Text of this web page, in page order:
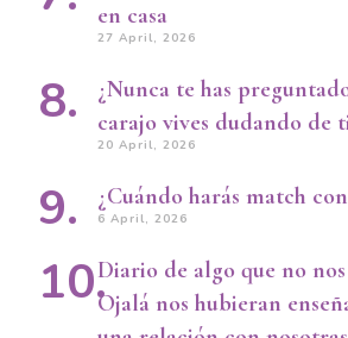
en casa
27 April, 2026
¿Nunca te has
carajo vives dudando de
20 April, 2026
¿Cuándo harás match
6 April, 2026
Diario de algo que no
Ojalá nos hubieran